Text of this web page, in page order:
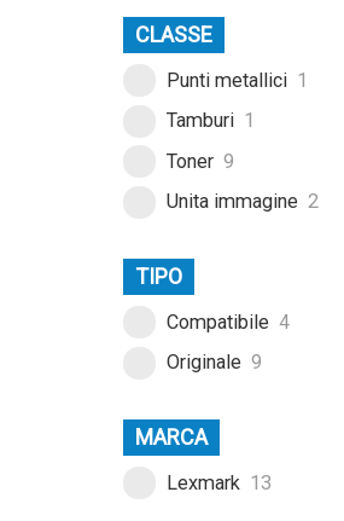
CLASSE
Punti metallici 1
Tamburi 1
Toner 9
Unita immagine 2
TIPO
Compatibile 4
Originale 9
MARCA
Lexmark 13